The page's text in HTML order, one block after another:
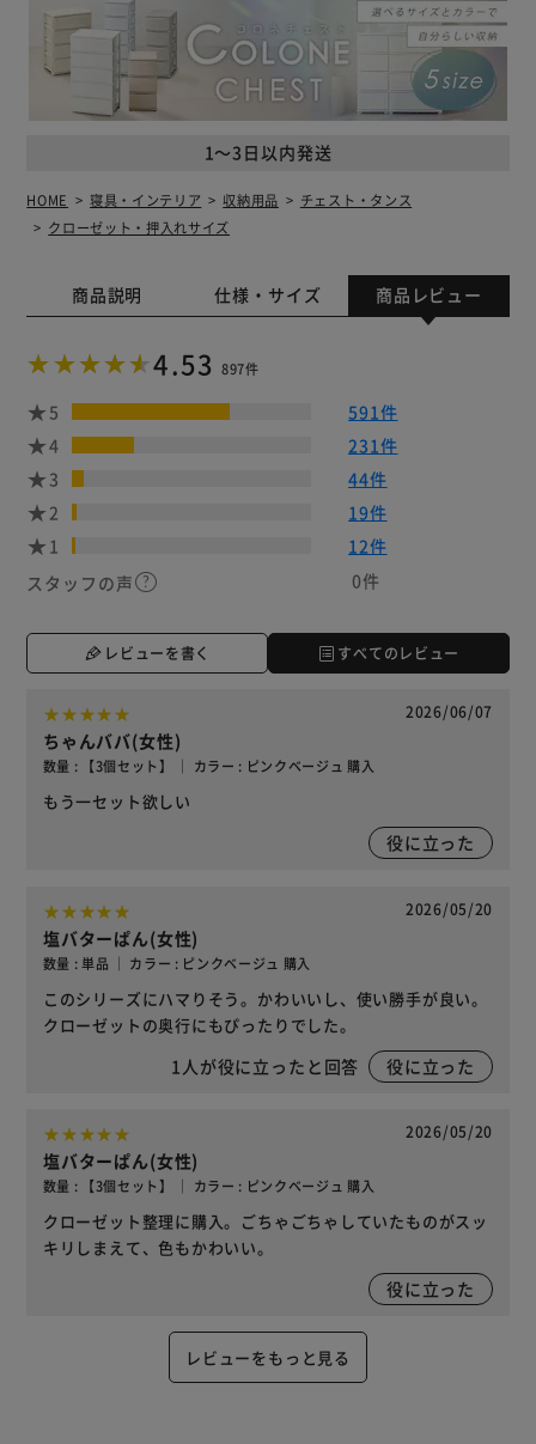
1～3日以内発送
HOME 寝具・インテリア 収納用品
チェスト・タンス
クローゼット・押入れサイズ
商品説明 仕様・サイズ 商品レビュー
4.53 897件
5
591件
4
231件
3
44件
2
19件
1
12件
スタッフの声
0件
レビューを書く すべてのレビュー
2026/06/07
ちゃんババ(女性)
数量 : 【3個セット】 ｜ カラー : ピンクベージュ 購入
もう一セット欲しい
役に立った
2026/05/20
塩バターぱん(女性)
数量 : 単品 ｜ カラー : ピンクベージュ 購入
このシリーズにハマりそう。かわいいし、使い勝手が良い。
クローゼットの奥行にもぴったりでした。
1 人が役に立ったと回答 役に立った
2026/05/20
塩バターぱん(女性)
数量 : 【3個セット】 ｜ カラー : ピンクベージュ 購入
クローゼット整理に購入。ごちゃごちゃしていたものがスッ
キリしまえて、色もかわいい。
役に立った
レビューをもっと見る